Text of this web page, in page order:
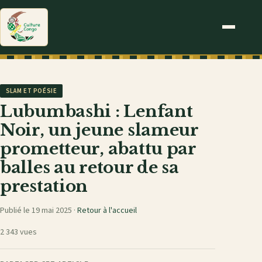
SLAM ET POÉSIE
Lubumbashi : Lenfant
Noir, un jeune slameur
prometteur, abattu par
balles au retour de sa
prestation
Publié le 19 mai 2025 · Retour à l'accueil
2 343 vues